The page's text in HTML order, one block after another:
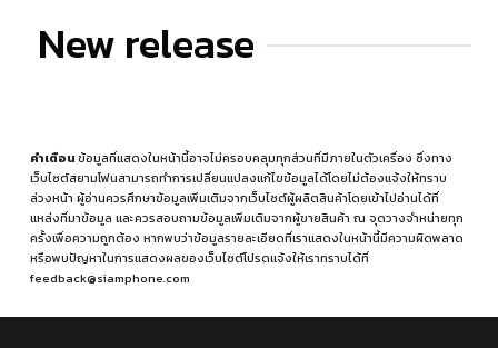
New release
คำเตือนข้อมูลที่แสดงในหน้านี้อาจไม่ครอบคลุมทุกส่วนที่มีภายในตัวเครื่อง ซึ่งทาง
เว็บไซต์สยามโฟนสามารถทำการเปลี่ยนแปลงแก้ไขข้อมูลได้โดยไม่ต้องแจ้งให้ทราบ
ล่วงหน้า ผู้อ่านควรศึกษาข้อมูลเพิ่มเติมจากเว็บไซต์ผู้ผลิตสินค้าโดยเข้าไปอ่านได้ที่
แหล่งที่มาข้อมูล และควรสอบถามข้อมูลเพิ่มเติมจากผู้ขายสินค้า ณ จุดวางจำหน่ายทุก
ครั้งเพื่อความถูกต้อง หากพบว่าข้อมูลรายละเอียดที่เราแสดงในหน้านี้มีความผิดพลาด
หรือพบปัญหาในการแสดงผลของเว็บไซต์โปรดแจ้งให้เราทราบได้ที่
feedback@siamphone.com